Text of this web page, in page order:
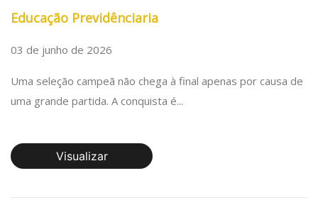
Educação Previdênciaria
03 de junho de 2026
Uma seleção campeã não chega à final apenas por causa de
uma grande partida. A conquista é...
Visualizar